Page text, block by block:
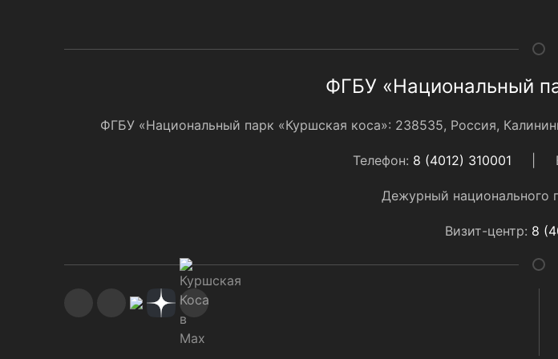
ФГБУ «Национальный
ФГБУ «Национальный парк «Куршская коса»: 238535, Россия,
Телефон: 8 (4012) 310001
Дежурный национального
Визит-центр: 8